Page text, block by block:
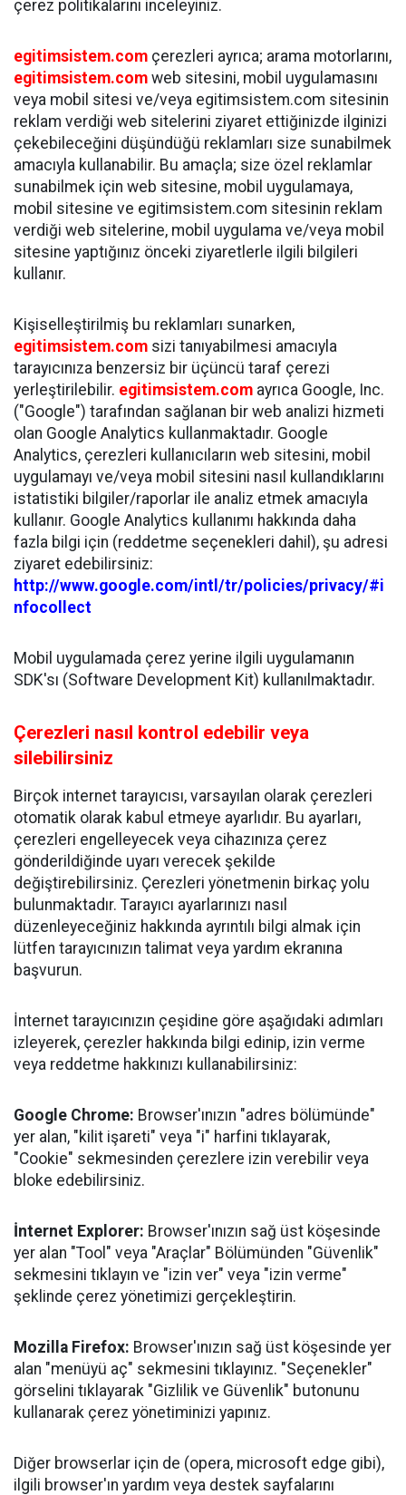
çerez politikalarını inceleyiniz.
egitimsistem.com çerezleri ayrıca; arama motorlarını,
egitimsistem.com web sitesini, mobil uygulamasını
veya mobil sitesi ve/veya egitimsistem.com sitesinin
reklam verdiği web sitelerini ziyaret ettiğinizde ilginizi
çekebileceğini düşündüğü reklamları size sunabilmek
amacıyla kullanabilir. Bu amaçla; size özel reklamlar
sunabilmek için web sitesine, mobil uygulamaya,
mobil sitesine ve egitimsistem.com sitesinin reklam
verdiği web sitelerine, mobil uygulama ve/veya mobil
sitesine yaptığınız önceki ziyaretlerle ilgili bilgileri
kullanır.
Kişiselleştirilmiş bu reklamları sunarken,
egitimsistem.com sizi tanıyabilmesi amacıyla
tarayıcınıza benzersiz bir üçüncü taraf çerezi
yerleştirilebilir. egitimsistem.com ayrıca Google, Inc.
("Google") tarafından sağlanan bir web analizi hizmeti
olan Google Analytics kullanmaktadır. Google
Analytics, çerezleri kullanıcıların web sitesini, mobil
uygulamayı ve/veya mobil sitesini nasıl kullandıklarını
istatistiki bilgiler/raporlar ile analiz etmek amacıyla
kullanır. Google Analytics kullanımı hakkında daha
fazla bilgi için (reddetme seçenekleri dahil), şu adresi
ziyaret edebilirsiniz:
http://www.google.com/intl/tr/policies/privacy/#i
nfocollect
Mobil uygulamada çerez yerine ilgili uygulamanın
SDK'sı (Software Development Kit) kullanılmaktadır.
Çerezleri nasıl kontrol edebilir veya
silebilirsiniz
Birçok internet tarayıcısı, varsayılan olarak çerezleri
otomatik olarak kabul etmeye ayarlıdır. Bu ayarları,
çerezleri engelleyecek veya cihazınıza çerez
gönderildiğinde uyarı verecek şekilde
değiştirebilirsiniz. Çerezleri yönetmenin birkaç yolu
bulunmaktadır. Tarayıcı ayarlarınızı nasıl
düzenleyeceğiniz hakkında ayrıntılı bilgi almak için
lütfen tarayıcınızın talimat veya yardım ekranına
başvurun.
İnternet tarayıcınızın çeşidine göre aşağıdaki adımları
izleyerek, çerezler hakkında bilgi edinip, izin verme
veya reddetme hakkınızı kullanabilirsiniz:
Google Chrome: Browser'ınızın "adres bölümünde"
yer alan, "kilit işareti" veya "i" harfini tıklayarak,
"Cookie" sekmesinden çerezlere izin verebilir veya
bloke edebilirsiniz.
İnternet Explorer: Browser'ınızın sağ üst köşesinde
yer alan "Tool" veya "Araçlar" Bölümünden "Güvenlik"
sekmesini tıklayın ve "izin ver" veya "izin verme"
şeklinde çerez yönetimizi gerçekleştirin.
Mozilla Firefox: Browser'ınızın sağ üst köşesinde yer
alan "menüyü aç" sekmesini tıklayınız. "Seçenekler"
görselini tıklayarak "Gizlilik ve Güvenlik" butonunu
kullanarak çerez yönetiminizi yapınız.
Diğer browserlar için de (opera, microsoft edge gibi),
ilgili browser'ın yardım veya destek sayfalarını